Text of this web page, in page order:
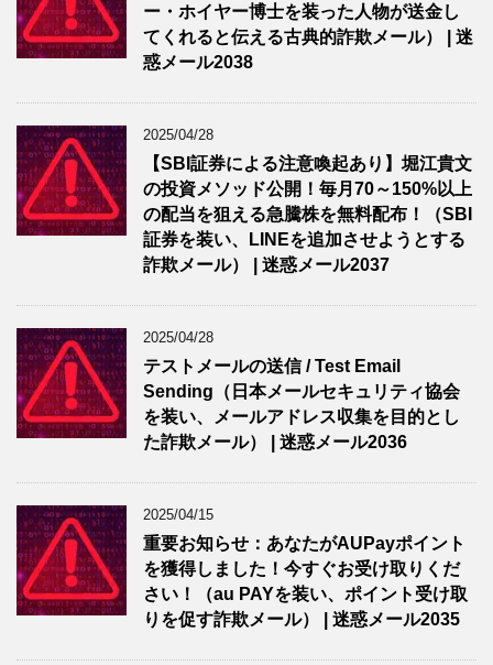
ー・ホイヤー博士を装った人物が送金し
てくれると伝える古典的詐欺メール） | 迷
惑メール2038
2025/04/28
【SBI証券による注意喚起あり】堀江貴文
の投資メソッド公開！毎月70～150%以上
の配当を狙える急騰株を無料配布！（SBI
証券を装い、LINEを追加させようとする
詐欺メール） | 迷惑メール2037
2025/04/28
テストメールの送信 / Test Email
Sending（日本メールセキュリティ協会
を装い、メールアドレス収集を目的とし
た詐欺メール） | 迷惑メール2036
2025/04/15
重要お知らせ：あなたがAUPayポイント
を獲得しました！今すぐお受け取りくだ
さい！（au PAYを装い、ポイント受け取
りを促す詐欺メール） | 迷惑メール2035